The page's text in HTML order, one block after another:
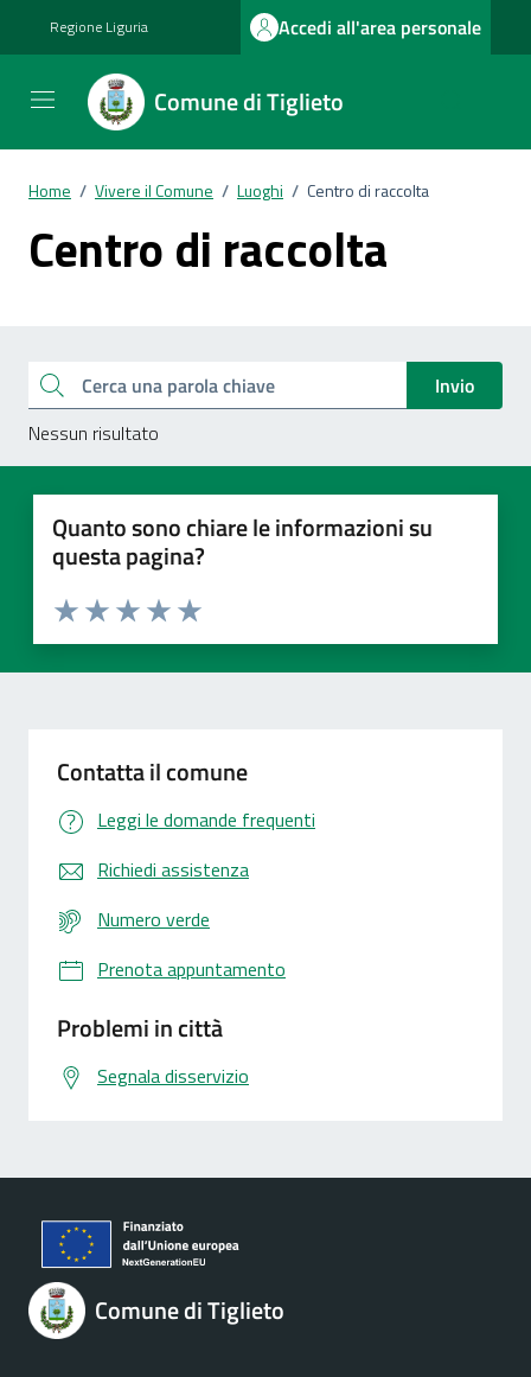
Regione Liguria Accedi all'area personale
Comune di Tiglieto
Home / Vivere il Comune / Luoghi / Centro di raccolta
Centro di raccolta
Esplora tutti i documenti
Cerca una parola chiave
Invio
Nessun risultato
Quanto sono chiare le informazioni su
questa pagina?
Valuta 5 stelle su 5
Valuta 4 stelle su 5
Valuta 3 stelle su 5
Valuta 2 stelle su 5
Valuta 1 stelle su 5
Contatta il comune
Leggi le domande frequenti
Richiedi assistenza
Numero verde
Prenota appuntamento
Problemi in città
Segnala disservizio
Comune di Tiglieto